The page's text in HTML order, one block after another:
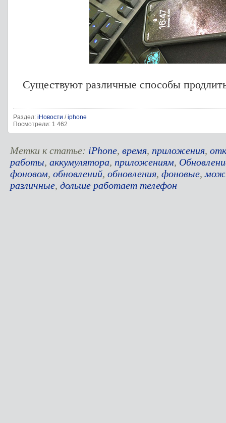
Существуют различные способы
Раздел: iНовости /iphone
Посмотрели: 1 462
Метки к статье: iPhone, время, приложения,
работы, аккумулятора, приложениям,
фоновом, обновлений, обновления, фоновые,
различные, дольше работает телефон